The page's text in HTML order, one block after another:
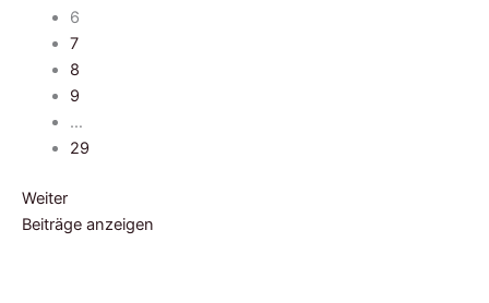
6
7
8
9
…
29
Weiter
Beiträge anzeigen